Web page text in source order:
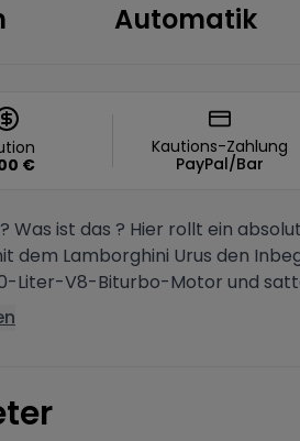
Automatik
€
Kautions-Zahlung
PayPal/Bar
Was ist das ? Hier rollt ein
dem Lamborghini Urus den
Liter-V8-Biturbo-Motor und